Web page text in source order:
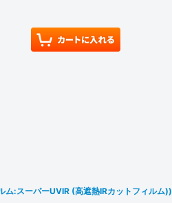
ム:スーパーUVIR (高遮熱IRカットフィルム))